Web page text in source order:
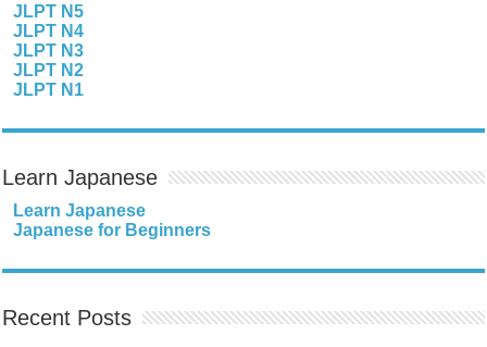
JLPT N5
JLPT N4
JLPT N3
JLPT N2
JLPT N1
Learn Japanese
Learn Japanese
Japanese for Beginners
Recent Posts